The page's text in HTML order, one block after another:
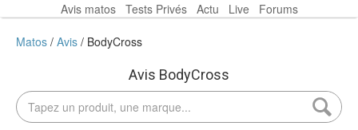
Avis matos Tests Privés Actu Live Forums
Matos Avis BodyCross
Avis BodyCross